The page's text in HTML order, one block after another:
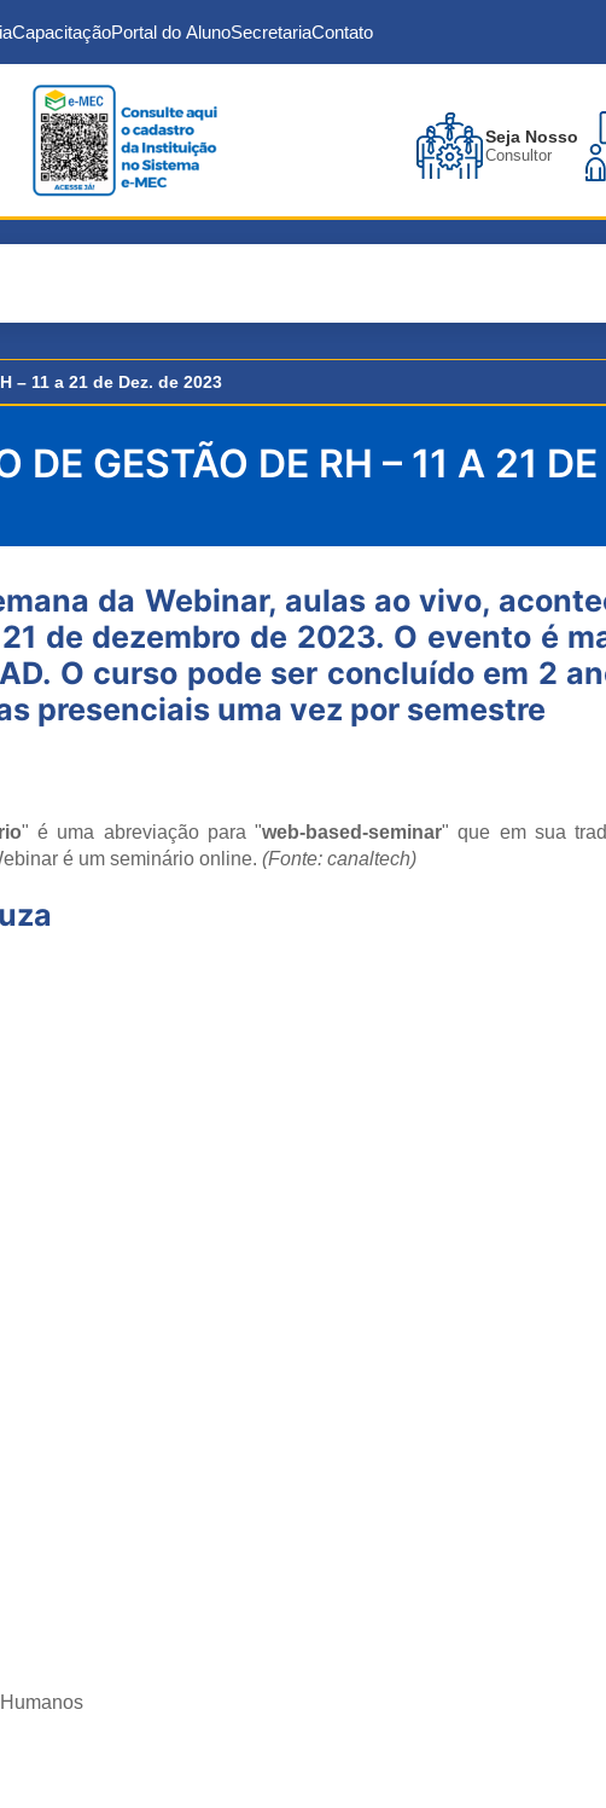
CapacitaçãoPortal do AlunoSecretariaContato
Seja Nosso
Consultor
– 11 a 21 de Dez. de 2023
GESTÃO DE RH – 11 A 21
da Webinar, aulas ao vivo,
21 de dezembro de 2023. O evento é
O curso pode ser concluído em 2
presenciais uma vez por semestre
" é uma abreviação para "web-based-seminar" que em sua
é um seminário online. (Fonte: canaltech)